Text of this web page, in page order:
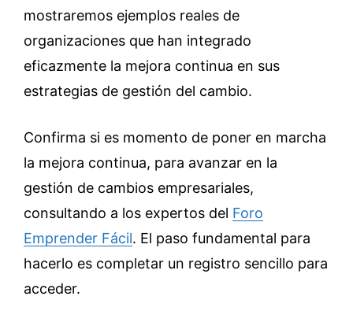
mostraremos ejemplos reales de
organizaciones que han integrado
eficazmente la mejora continua en sus
estrategias de gestión del cambio.
Confirma si es momento de poner en marcha
la mejora continua, para avanzar en la
gestión de cambios empresariales,
consultando a los expertos del Foro
Emprender Fácil. El paso fundamental para
hacerlo es completar un registro sencillo para
acceder.